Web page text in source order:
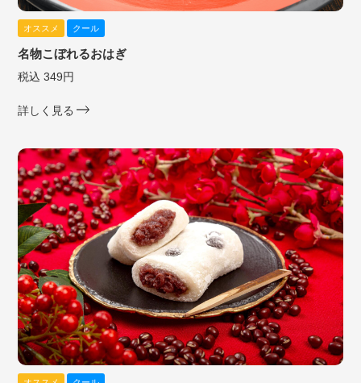
オススメ クール
名物こぼれるおはぎ
税込 349円
詳しく見る